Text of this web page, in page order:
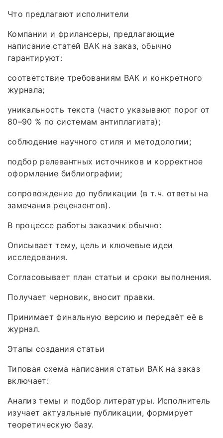
Что предлагают исполнители
Компании и фрилансеры, предлагающие
написание статей ВАК на заказ, обычно
гарантируют:
соответствие требованиям ВАК и конкретного
журнала;
уникальность текста (часто указывают порог от
80–90 % по системам антиплагиата);
соблюдение научного стиля и методологии;
подбор релевантных источников и корректное
оформление библиографии;
сопровождение до публикации (в т. ч. ответы на
замечания рецензентов).
В процессе работы заказчик обычно:
Описывает тему, цель и ключевые идеи
исследования.
Согласовывает план статьи и сроки выполнения.
Получает черновик, вносит правки.
Принимает финальную версию и передаёт её в
журнал.
Этапы создания статьи
Типовая схема написания статьи ВАК на заказ
включает:
Анализ темы и подбор литературы. Исполнитель
изучает актуальные публикации, формирует
теоретическую базу.